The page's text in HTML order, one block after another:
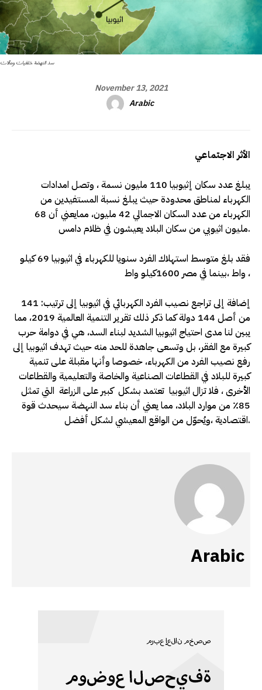
سد النهضة خلفيات ومآلات
November 13, 2021
Arabic
الأثر الاجتماعي
يبلغ عدد سكان إثيوبيا 110 مليون نسمة ، وتصل امدادات
الكهرباء لمناطق محدودة حيث يبلغ نسبة المستفيدين من
الكهرباء من عدد السكان الاجمالي 42 مليون، ممايعني أن 68
مليون اثيوبي من سكان البلاد يعيشون في ظلام دامس.
فقد بلغ متوسط استهلاك الفرد سنويا للكهرباء في اثيوبيا 69 كيلو
واط ،بينما في مصر 1600كيلو واط ،
إضافة إلى تراجع نصيب الفرد الكهربائي في اثيوبيا إلى ترتيب: 141
من أصل 144 دولة كما ذكر ذلك تقرير التنمية العالمية 2019، مما
يبين لنا مدى احتياج اثيوبيا الشديد لبناء السد، هي في دوامة حرب
كبيرة مع الفقر، بل وتسعى جاهدة للحد منه حيث تهدف اثيوبيا إلى
رفع نصيب الفرد من الكهرباء، خصوصا وأنها مقبلة على تنمية
كبيرة للبلاد في القطاعات الصناعية والخاصة والتعليمية والقطاعات
الأخرى ، فلا تزال اثيوبيا تعتمد بشكل كبير على الزراعة التي تمثل
85٪ من موارد البلاد، مما يعني أن بناء سد النهضة سيحدث قوة
اقتصادية ،ويُحوّل من الواقع المعيشي لشكل أفضل.
Arabic